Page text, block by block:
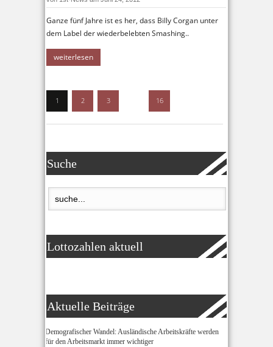
Ganze fünf Jahre ist es her, dass Billy Corgan unter
dem Label der wiederbelebten Smashing..
weiterlesen
1 2 3 16
Suche
Lottozahlen aktuell
Aktuelle Beiträge
Demografischer Wandel: Ausländische Arbeitskräfte werden
für den Arbeitsmarkt immer wichtiger